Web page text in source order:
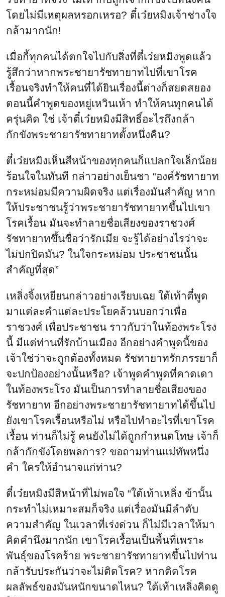
โดยไม่มีเหตุผลหรอกเหรอ? ตี๋เว๋ยหมิงเจ้าช่างใจ
กล้ามากนัก!
เมื่อกี้ทุกคนได้ตกใจไปกับสิ่งที่ตี๋เว๋ยหมิงพูดแล้ว
รู้สึกว่าหากพระชายารัชทายาทไปที่เขาโรค
เรื้อนจริงทำให้คนที่ได้ยินเรื่องนี้ต่างก็สยดสยอง
ตอนนี้คำพูดของหยู่เหวินเห้า ทำให้คนทุกคนได้
ครุ่นคิด ใช่ เจ้าตี๋เว๋ยหมิงมีสิทธิ์อะไรถึงกล้า
กักขังพระชายารัชทายาทตั้งหนึ่งคืน?
ตี๋เว๋ยหมิงเห็นสีหน้าของทุกคนก็แปลกใจเล็กน้อย
ร้อนใจในทันที กล่าวอย่างเย็นชา “องค์รัชทายาท
กระหม่อมมีความผิดจริง แต่เรื่องมันสำคัญ หาก
ให้ประชาชนรู้ว่าพระชายารัชทายาทขึ้นไปเขา
โรคเรื้อน มันจะทำลายชื่อเสียงของราชวงศ์
รัชทายาทขึ้นชื่อว่ารักเมีย จะรู้ได้อย่างไรว่าจะ
ไม่ปกปิดมัน? ในใจกระหม่อม ประชาชนนั้น
สำคัญที่สุด”